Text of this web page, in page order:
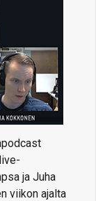
ja Juha
viikon ajalta